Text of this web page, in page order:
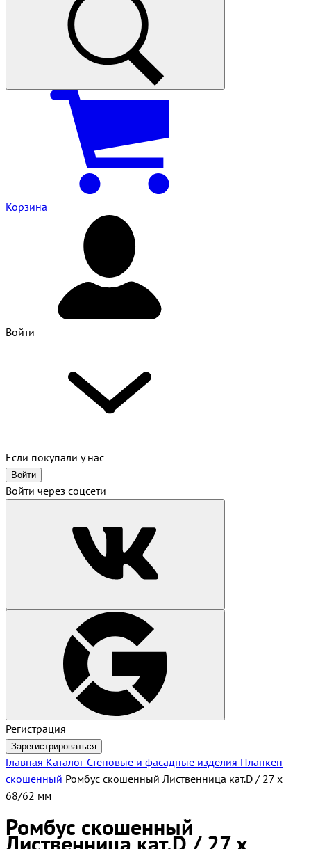
Корзина
Войти
Если покупали у нас
Войти
Войти через соцсети
Регистрация
Зарегистрироваться
Главная Каталог Стеновые и фасадные изделия Планкен
скошенный Ромбус скошенный Лиственница кат.D / 27 х
68/62 мм
Ромбус скошенный